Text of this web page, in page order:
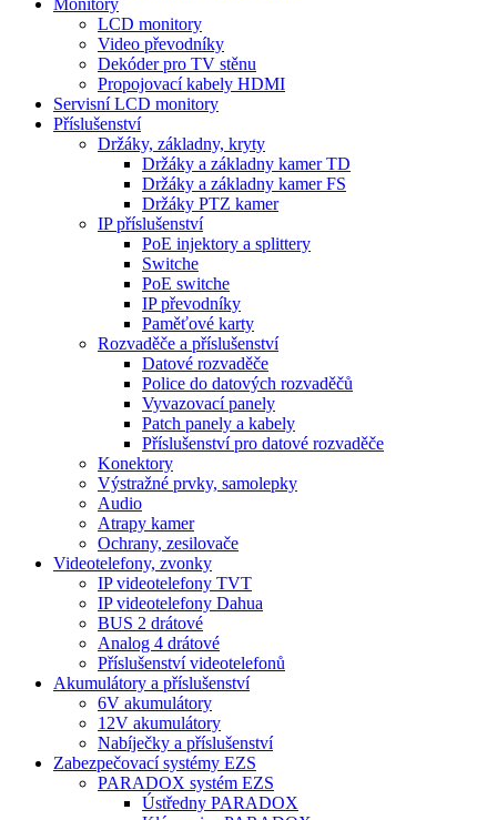
Monitory
LCD monitory
Video převodníky
Dekóder pro TV stěnu
Propojovací kabely HDMI
Servisní LCD monitory
Příslušenství
Držáky, základny, kryty
Držáky a základny kamer TD
Držáky a základny kamer FS
Držáky PTZ kamer
IP příslušenství
PoE injektory a splittery
Switche
PoE switche
IP převodníky
Paměťové karty
Rozvaděče a příslušenství
Datové rozvaděče
Police do datových rozvaděčů
Vyvazovací panely
Patch panely a kabely
Příslušenství pro datové rozvaděče
Konektory
Výstražné prvky, samolepky
Audio
Atrapy kamer
Ochrany, zesilovače
Videotelefony, zvonky
IP videotelefony TVT
IP videotelefony Dahua
BUS 2 drátové
Analog 4 drátové
Příslušenství videotelefonů
Akumulátory a příslušenství
6V akumulátory
12V akumulátory
Nabíječky a příslušenství
Zabezpečovací systémy EZS
PARADOX systém EZS
Ústředny PARADOX